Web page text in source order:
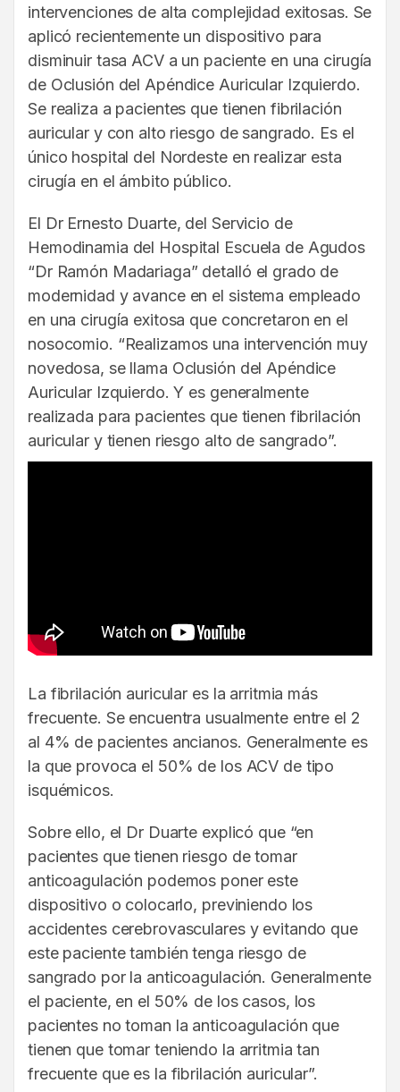
intervenciones de alta complejidad exitosas. Se
aplicó recientemente un dispositivo para
disminuir tasa ACV a un paciente en una cirugía
de Oclusión del Apéndice Auricular Izquierdo.
Se realiza a pacientes que tienen fibrilación
auricular y con alto riesgo de sangrado. Es el
único hospital del Nordeste en realizar esta
cirugía en el ámbito público.
El Dr Ernesto Duarte, del Servicio de
Hemodinamia del Hospital Escuela de Agudos
“Dr Ramón Madariaga” detalló el grado de
modernidad y avance en el sistema empleado
en una cirugía exitosa que concretaron en el
nosocomio. “Realizamos una intervención muy
novedosa, se llama Oclusión del Apéndice
Auricular Izquierdo. Y es generalmente
realizada para pacientes que tienen fibrilación
auricular y tienen riesgo alto de sangrado”.
La fibrilación auricular es la arritmia más
frecuente. Se encuentra usualmente entre el 2
al 4% de pacientes ancianos. Generalmente es
la que provoca el 50% de los ACV de tipo
isquémicos.
Sobre ello, el Dr Duarte explicó que “en
pacientes que tienen riesgo de tomar
anticoagulación podemos poner este
dispositivo o colocarlo, previniendo los
accidentes cerebrovasculares y evitando que
este paciente también tenga riesgo de
sangrado por la anticoagulación. Generalmente
el paciente, en el 50% de los casos, los
pacientes no toman la anticoagulación que
tienen que tomar teniendo la arritmia tan
frecuente que es la fibrilación auricular”.